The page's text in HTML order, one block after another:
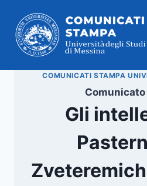
contenuto
COMUNICATI STAMPA
Comunicato
Gli